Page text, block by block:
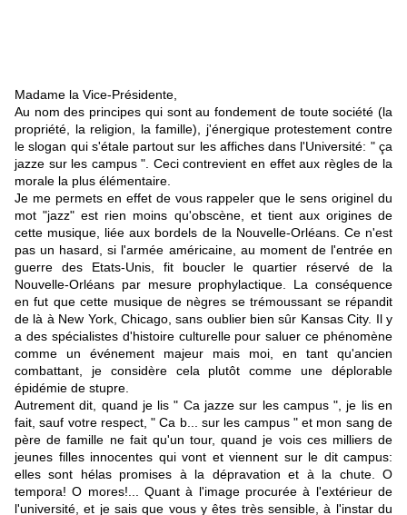
Madame la Vice-Présidente,
Au nom des principes qui sont au fondement de toute société (la
propriété, la religion, la famille), j'énergique protestement contre
le slogan qui s'étale partout sur les affiches dans l'Université: " ça
jazze sur les campus ". Ceci contrevient en effet aux règles de la
morale la plus élémentaire.
Je me permets en effet de vous rappeler que le sens originel du
mot "jazz" est rien moins qu'obscène, et tient aux origines de
cette musique, liée aux bordels de la Nouvelle-Orléans. Ce n'est
pas un hasard, si l'armée américaine, au moment de l'entrée en
guerre des Etats-Unis, fit boucler le quartier réservé de la
Nouvelle-Orléans par mesure prophylactique. La conséquence
en fut que cette musique de nègres se trémoussant se répandit
de là à New York, Chicago, sans oublier bien sûr Kansas City. Il y
a des spécialistes d'histoire culturelle pour saluer ce phénomène
comme un événement majeur mais moi, en tant qu'ancien
combattant, je considère cela plutôt comme une déplorable
épidémie de stupre.
Autrement dit, quand je lis " Ca jazze sur les campus ", je lis en
fait, sauf votre respect, " Ca b... sur les campus " et mon sang de
père de famille ne fait qu'un tour, quand je vois ces milliers de
jeunes filles innocentes qui vont et viennent sur le dit campus:
elles sont hélas promises à la dépravation et à la chute. O
tempora! O mores!... Quant à l'image procurée à l'extérieur de
l'université, et je sais que vous y êtes très sensible, à l'instar du